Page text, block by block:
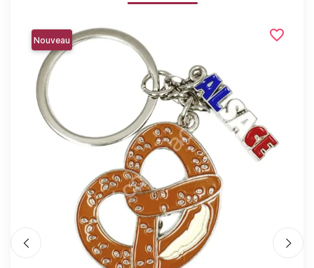
Nouveau favorite_border